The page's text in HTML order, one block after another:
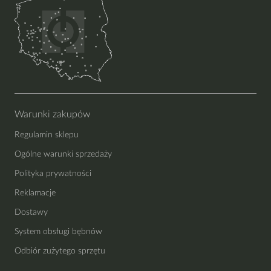
Warunki zakupów
Regulamin sklepu
Ogólne warunki sprzedaży
Polityka prywatności
Reklamacje
Dostawy
System obsługi bębnów
Odbiór zużytego sprzętu